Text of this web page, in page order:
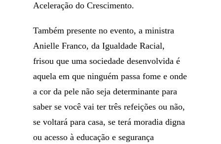
Aceleração do Crescimento.
Também presente no evento, a ministra
Anielle Franco, da Igualdade Racial,
frisou que uma sociedade desenvolvida é
aquela em que ninguém passa fome e onde
a cor da pele não seja determinante para
saber se você vai ter três refeições ou não,
se voltará para casa, se terá moradia digna
ou acesso à educação e segurança